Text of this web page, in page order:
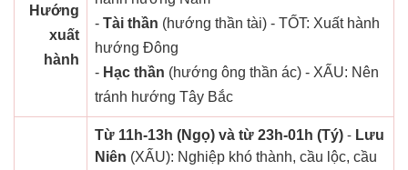
Hướng
xuất
hành
- Tài thần (hướng thần tài) - TỐT: Xuất hành
hướng Đông
- Hạc thần (hướng ông thần ác) - XẤU: Nên
tránh hướng Tây Bắc
Từ 11h-13h (Ngọ) và từ 23h-01h (Tý) - Lưu
Niên (XẤU): Nghiệp khó thành, cầu lộc, cầu